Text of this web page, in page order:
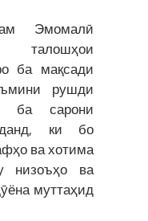
Эмомалӣ
талошҳои
ба мақсади
рушди
ба сарони
ки бо
ва хотима
низоъҳо ва
муттаҳид